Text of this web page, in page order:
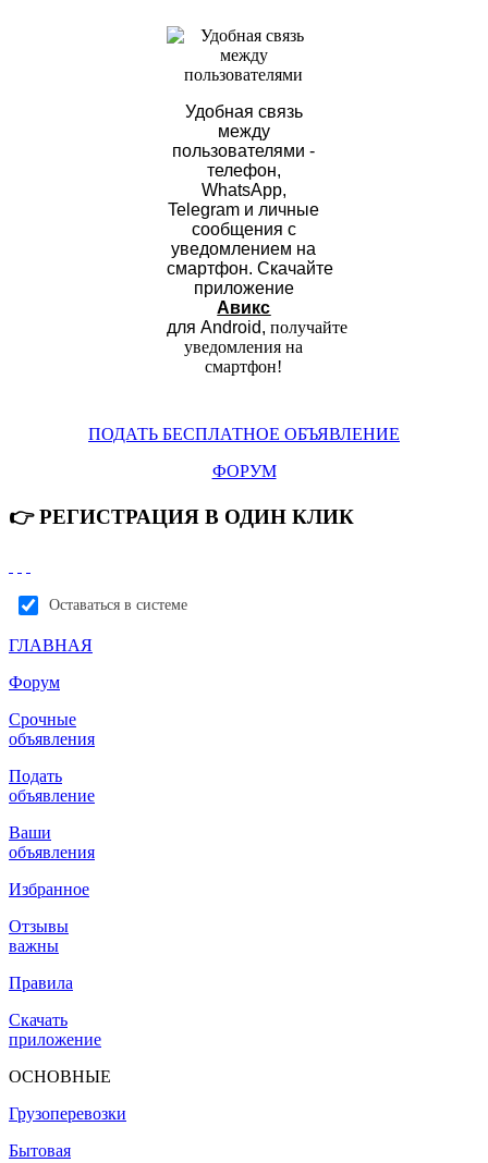
Удобная связь
между
пользователями -
телефон,
WhatsApp,
Telegram и личные
сообщения с
уведомлением на
смартфон. Скачайте
приложение
Авикс
для Android, получайте
уведомления на
смартфон!
ПОДАТЬ БЕСПЛАТНОЕ ОБЪЯВЛЕНИЕ
ФОРУМ
👉 РЕГИСТРАЦИЯ В ОДИН КЛИК
Оставаться в системе
ГЛАВНАЯ
Форум
Срочные
объявления
Подать
объявление
Ваши
объявления
Избранное
Отзывы
важны
Правила
Скачать
приложение
ОСНОВНЫЕ
Грузоперевозки
Бытовая